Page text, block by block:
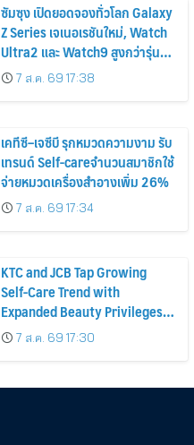
ซัมซุง เปิดยอดจองทั่วโลก Galaxy
Z Series เจเนอเรชันใหม่, Watch
Ultra2 และ Watch9 สูงกว่ารุ่น
ก่อนหน้ากว่า 30%
7 ส.ค. 69 17:38
เคทีซี–เจซีบี รุกหมวดความงาม รับ
เทรนด์ Self-careจำนวนสมาชิกใช้
จ่ายหมวดเครื่องสำอางเพิ่ม 26%
7 ส.ค. 69 17:34
KTC and JCB Tap Growing
Self-Care Trend with
Expanded Beauty Privileges
Number of KTC JCB
Cardmembers Spending on
7 ส.ค. 69 17:30